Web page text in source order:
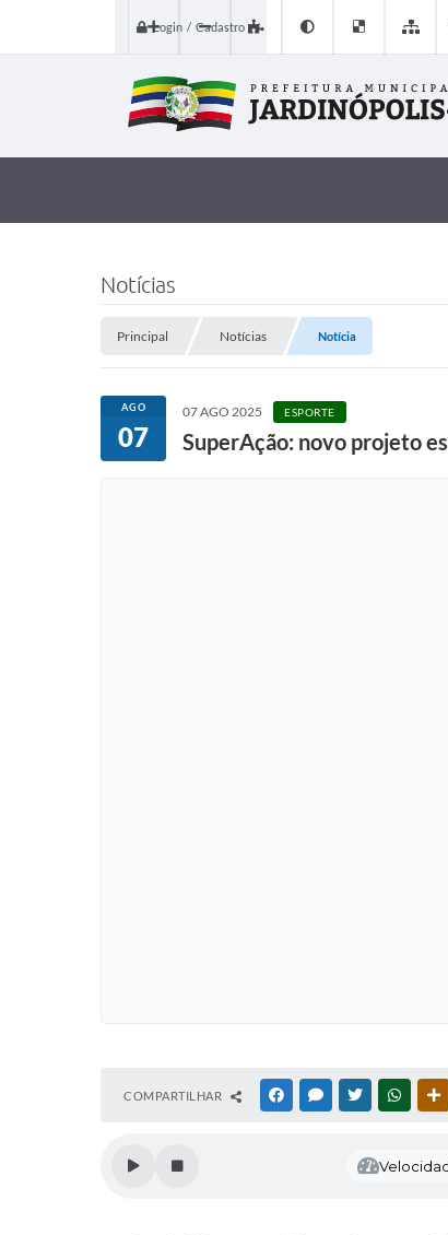
Login / Cadastro
Notícias
Principal Notícias Notícia
AGO
07
07 AGO 2025 ESPORTE
SuperAção: novo projeto
COMPARTILHAR FACEBOOKMESSENGER
TWITTER